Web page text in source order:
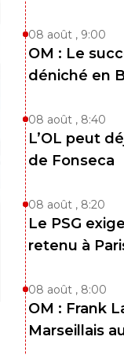
08 août , 9:00
OM : Le
déniché en
08 août , 8:40
L’OL peut
de Fonseca
08 août , 8:20
Le PSG
retenu à
08 août , 8:00
OM : Frank
Marseillais